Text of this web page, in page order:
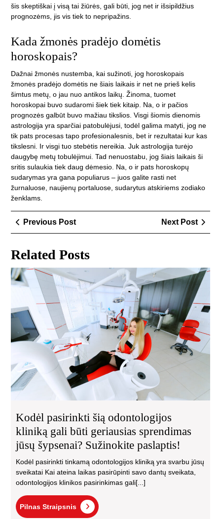
šis skeptiškai į visą tai žiūrės, gali būti, jog net ir išsipildžius
prognozėms, jis vis tiek to nepripažins.
Kada žmonės pradėjo domėtis
horoskopais?
Dažnai žmonės nustemba, kai sužinoti, jog horoskopais
žmonės pradėjo domėtis ne šiais laikais ir net ne prieš kelis
šimtus metų, o jau nuo antikos laikų. Žinoma, tuomet
horoskopai buvo sudaromi šiek tiek kitaip. Na, o ir pačios
prognozės galbūt buvo mažiau tikslios. Visgi šiomis dienomis
astrologija yra sparčiai patobulėjusi, todėl galima matyti, jog ne
tik pats procesas tapo profesionalesnis, bet ir rezultatai kur kas
tikslesni. Ir visgi tuo stebėtis nereikia. Juk astrologija turėjo
daugybę metų tobulėjimui. Tad nenuostabu, jog šiais laikais ši
sritis sulaukia tiek daug dėmesio. Na, o ir pats horoskopų
sudarymas yra gana populiarus – juos galite rasti net
žurnaluose, naujienų portaluose, sudarytus atskiriems zodiako
ženklams.
Navigacija
tarp
įrašų
Previous PostPrevious
Post
Next Post
Next
Post
Related Posts
būti
Kodėl pasirinkti šią odontologijos
kliniką gali būti geriausias sprendimas
jūsų šypsenai? Sužinokite paslaptis!
Kodėl pasirinkti tinkamą odontologijos kliniką yra svarbu jūsų
sveikatai Kai ateina laikas pasirūpinti savo dantų sveikata,
odontologijos klinikos pasirinkimas gali[...]
Pilnas Straipsnis
Pilnas
Straipsnis